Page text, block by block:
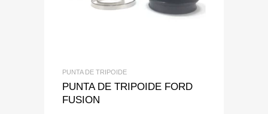
PUNTA DE TRIPOIDE
PUNTA DE TRIPOIDE FORD
FUSION